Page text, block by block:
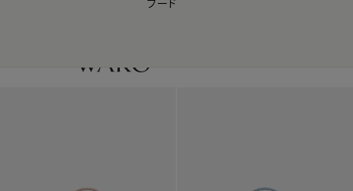
【会員様限定】夏のプレゼントキャンペーン開催中
フード